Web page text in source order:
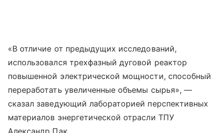
«В отличие от предыдущих исследований,
использовался трехфазный дуговой реактор
повышенной электрической мощности, способный
переработать увеличенные объемы сырья», —
сказал заведующий лабораторией перспективных
материалов энергетической отрасли ТПУ